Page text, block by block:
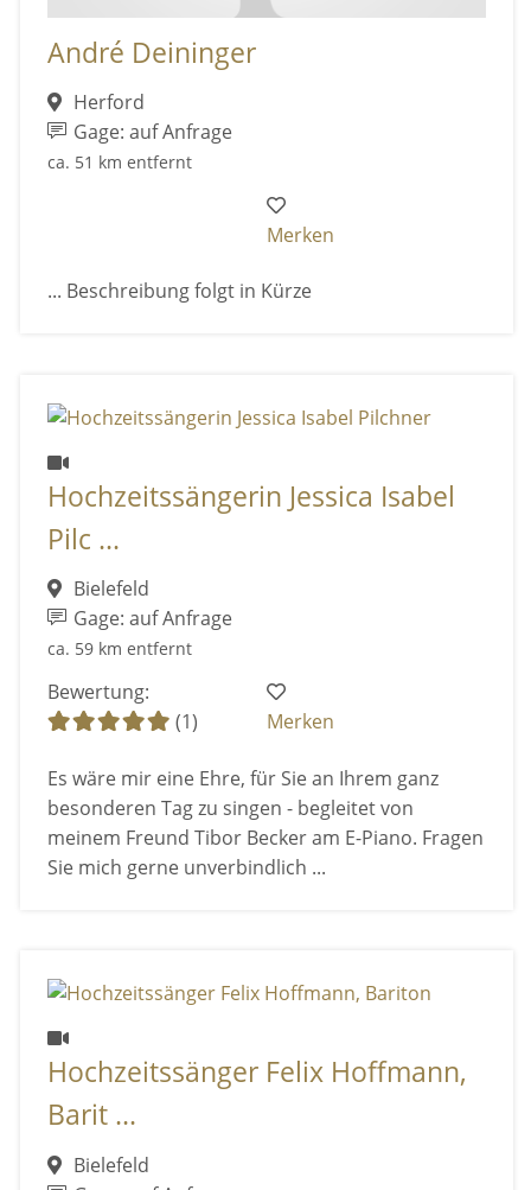
André Deininger
Herford
Gage: auf Anfrage
ca. 51 km entfernt
Merken
... Beschreibung folgt in Kürze
Hochzeitssängerin Jessica Isabel
Pilc ...
Bielefeld
Gage: auf Anfrage
ca. 59 km entfernt
Bewertung:
(1)
Merken
Es wäre mir eine Ehre, für Sie an Ihrem ganz
besonderen Tag zu singen - begleitet von
meinem Freund Tibor Becker am E-Piano. Fragen
Sie mich gerne unverbindlich ...
Hochzeitssänger Felix Hoffmann,
Barit ...
Bielefeld